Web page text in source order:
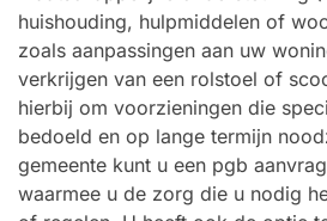
huishouding, hulpmiddelen of
zoals aanpassingen aan uw
verkrijgen van een rolstoel of
hierbij om voorzieningen die
bedoeld en op lange termijn
gemeente kunt u een pgb
waarmee u de zorg die u nodig